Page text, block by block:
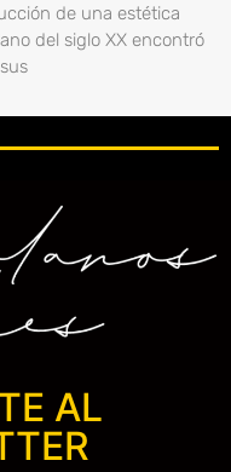
de una estética
del siglo XX encontró
AL